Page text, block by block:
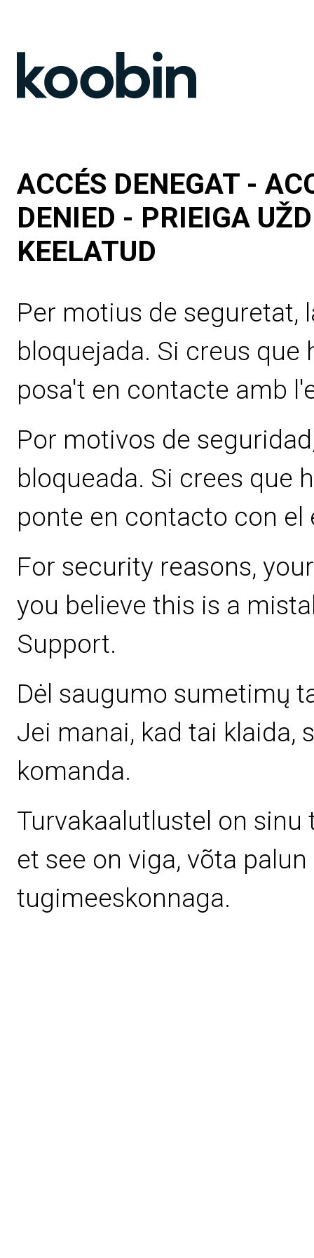
ACCÉS DENEGAT -
DENIED - PRIEIGA
KEELATUD
Per motius de seguretat,
bloquejada. Si creus que
posa't en contacte amb
Por motivos de
bloqueada. Si crees que
ponte en contacto con el
For security reasons,
you believe this is a
Support.
Dėl saugumo sumetimų
Jei manai, kad tai klaida,
komanda.
Turvakaalutlustel on
et see on viga, võta
tugimeeskonnaga.